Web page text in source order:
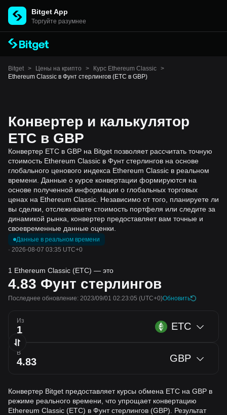
Bitget App
Торгуйте разумнее
Bitget > Цены на крипто > Курс Ethereum Classic >
Ethereum Classic в Фунт стерлингов (ETC в GBP)
Конвертер и калькулятор
ETC в GBP
Конвертер ETC в GBP на Bitget позволяет рассчитать точную
стоимость Ethereum Classic в Фунт стерлингов на основе
глобального ценового индекса Ethereum Classic в реальном
времени. Данные о курсе конвертации формируются на
основе полученной информации о глобальных торговых
ценах на Ethereum Classic. Независимо от того, планируете ли
вы сделки, отслеживаете стоимость портфеля или следите за
динамикой рынка, конвертер предоставляет вам точные и
своевременные данные оценки.
Данные в реальном времени
· 2026-08-07 03:35 UTC+0
1 Ethereum Classic (ETC) — это
4.83 Фунт стерлингов
Последнее обновление: 2023/09/01 02:23:05 (UTC+0)Обновить
Из ETC
В GBP
Конвертер Bitget предоставляет курсы обмена ETC на GBP в
режиме реального времени, что упрощает конвертацию
Ethereum Classic (ETC) в Фунт стерлингов (GBP). Результат